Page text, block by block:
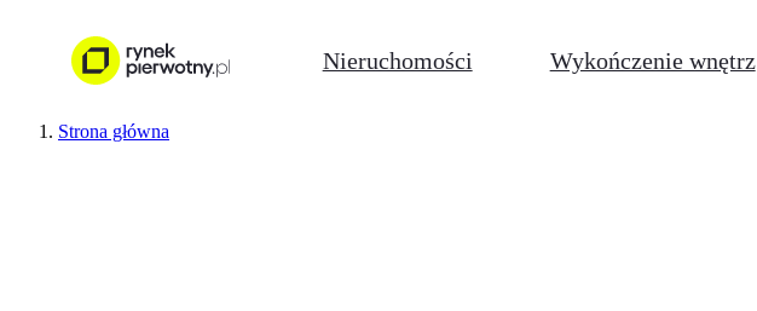
Nieruchomości Wykończenie wnętrz
Strona główna